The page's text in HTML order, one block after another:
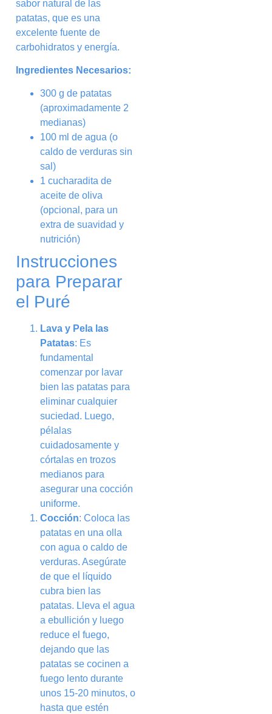
sabor natural de las
patatas, que es una
excelente fuente de
carbohidratos y energía.
Ingredientes Necesarios:
300 g de patatas
(aproximadamente 2
medianas)
100 ml de agua (o
caldo de verduras sin
sal)
1 cucharadita de
aceite de oliva
(opcional, para un
extra de suavidad y
nutrición)
Instrucciones
para Preparar
el Puré
Lava y Pela las
Patatas: Es
fundamental
comenzar por lavar
bien las patatas para
eliminar cualquier
suciedad. Luego,
pélalas
cuidadosamente y
córtalas en trozos
medianos para
asegurar una cocción
uniforme.
Cocción: Coloca las
patatas en una olla
con agua o caldo de
verduras. Asegúrate
de que el líquido
cubra bien las
patatas. Lleva el agua
a ebullición y luego
reduce el fuego,
dejando que las
patatas se cocinen a
fuego lento durante
unos 15-20 minutos, o
hasta que estén